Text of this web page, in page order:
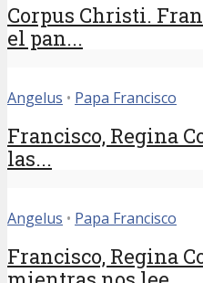
Corpus Christi.
el pan...
Angelus • Papa Francisco
Francisco, Regina
las...
Angelus • Papa Francisco
Francisco, Regina